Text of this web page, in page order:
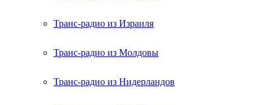
Транс-радио из Израиля
Транс-радио из Молдовы
Транс-радио из Нидерландов